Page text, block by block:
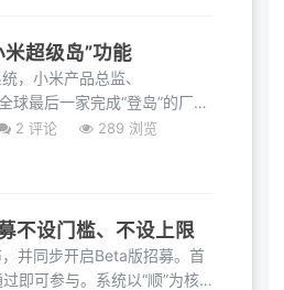
超级岛”功能
，小米产品总监、
球最后一家完成“登岛”的厂
2 评论 289 浏览
不设门槛、不设上限
并同步开启Beta版招募。首
即可参与。系统以“顺”为核